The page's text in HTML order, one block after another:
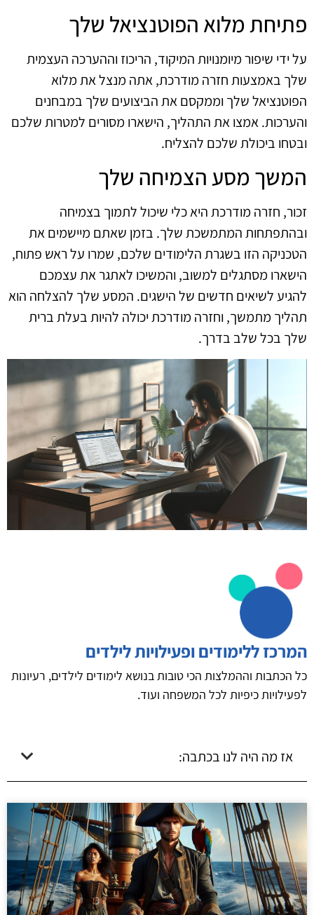
פתיחת מלוא הפוטנציאל שלך
על ידי שיפור מיומנויות המיקוד, הריכוז וההערכה העצמית
שלך באמצעות חזרה מודרכת, אתה מנצל את מלוא
הפוטנציאל שלך וממקסם את הביצועים שלך במבחנים
והערכות. אמצו את התהליך, הישארו מסורים למטרות שלכם
ובטחו ביכולת שלכם להצליח.
המשך מסע הצמיחה שלך
זכור, חזרה מודרכת היא כלי שיכול לתמוך בצמיחה
ובהתפתחות המתמשכת שלך. בזמן שאתם מיישמים את
הטכניקה הזו בשגרת הלימודים שלכם, שמרו על ראש פתוח,
הישארו מסתגלים למשוב, והמשיכו לאתגר את עצמכם
להגיע לשיאים חדשים של הישגים. המסע שלך להצלחה הוא
תהליך מתמשך, וחזרה מודרכת יכולה להיות בעלת ברית
שלך בכל שלב בדרך.
המרכז ללימודים ופעילויות לילדים
כל הכתבות וההמלצות הכי טובות בנושא לימודים לילדים, רעיונות
לפעילויות כיפיות לכל המשפחה ועוד.
אז מה היה לנו בכתבה: